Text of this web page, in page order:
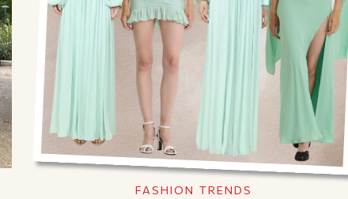
FASHION TRENDS